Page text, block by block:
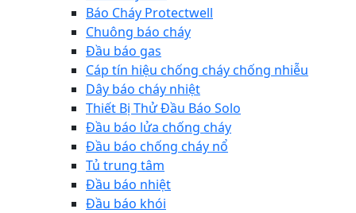
Báo Cháy Protectwell
Chuông báo cháy
Đầu báo gas
Cáp tín hiệu chống cháy chống nhiễu
Dây báo cháy nhiệt
Thiết Bị Thử Đầu Báo Solo
Đầu báo lửa chống cháy
Đầu báo chống cháy nổ
Tủ trung tâm
Đầu báo nhiệt
Đầu báo khói